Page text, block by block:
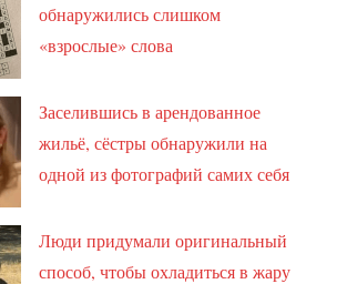
обнаружились слишком
«взрослые» слова
Заселившись в арендованное
жильё, сёстры обнаружили на
одной из фотографий самих себя
Люди придумали оригинальный
способ, чтобы охладиться в жару